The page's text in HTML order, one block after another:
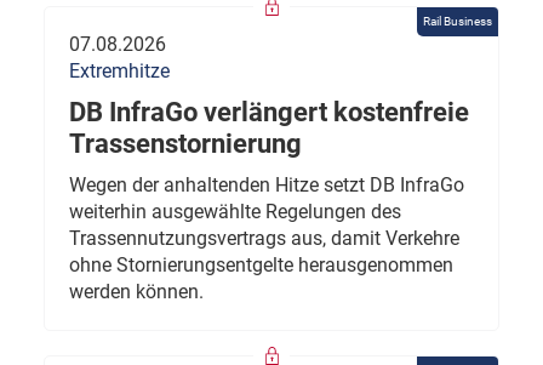
Rail Business
07.08.2026
Extremhitze
DB InfraGo verlängert kostenfreie
Trassenstornierung
Wegen der anhaltenden Hitze setzt DB InfraGo
weiterhin ausgewählte Regelungen des
Trassennutzungsvertrags aus, damit Verkehre
ohne Stornierungsentgelte herausgenommen
werden können.